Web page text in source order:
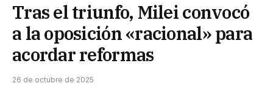
Tras el triunfo, Milei convocó
a la oposición «racional» para
acordar reformas
26 de octubre de 2025